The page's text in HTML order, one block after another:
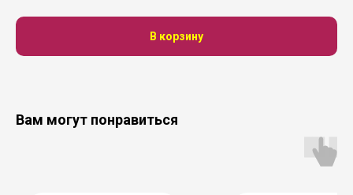
В корзину
Вам могут понравиться